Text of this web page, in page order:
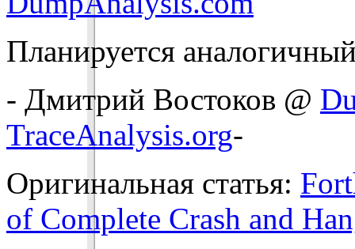
Планируется
- Дмитрий Востоков @
TraceAnalysis.org-
Оригинальная статья:
of Complete Crash and